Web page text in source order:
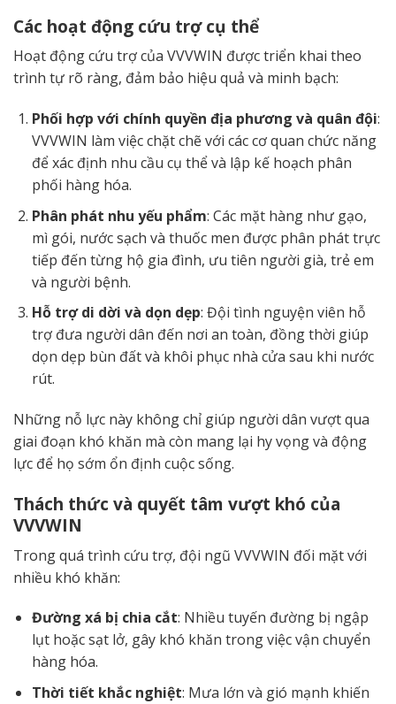
Các hoạt động cứu trợ cụ thể
Hoạt động cứu trợ của VVVWIN được triển khai theo
trình tự rõ ràng, đảm bảo hiệu quả và minh bạch:
Phối hợp với chính quyền địa phương và quân đội:
VVVWIN làm việc chặt chẽ với các cơ quan chức năng
để xác định nhu cầu cụ thể và lập kế hoạch phân
phối hàng hóa.
Phân phát nhu yếu phẩm: Các mặt hàng như gạo,
mì gói, nước sạch và thuốc men được phân phát trực
tiếp đến từng hộ gia đình, ưu tiên người già, trẻ em
và người bệnh.
Hỗ trợ di dời và dọn dẹp: Đội tình nguyện viên hỗ
trợ đưa người dân đến nơi an toàn, đồng thời giúp
dọn dẹp bùn đất và khôi phục nhà cửa sau khi nước
rút.
Những nỗ lực này không chỉ giúp người dân vượt qua
giai đoạn khó khăn mà còn mang lại hy vọng và động
lực để họ sớm ổn định cuộc sống.
Thách thức và quyết tâm vượt khó của
VVVWIN
Trong quá trình cứu trợ, đội ngũ VVVWIN đối mặt với
nhiều khó khăn:
Đường xá bị chia cắt: Nhiều tuyến đường bị ngập
lụt hoặc sạt lở, gây khó khăn trong việc vận chuyển
hàng hóa.
Thời tiết khắc nghiệt: Mưa lớn và gió mạnh khiến